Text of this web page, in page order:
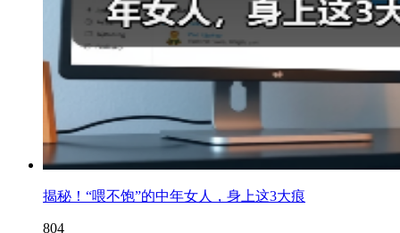
揭秘！“喂不饱”的中年女人，身上这3大痕
804